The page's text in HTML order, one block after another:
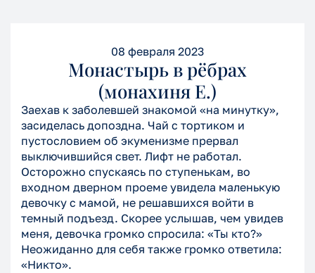
08 февраля 2023
Монастырь в рёбрах
(монахиня Е.)
Заехав к заболевшей знакомой «на минутку»,
засиделась допоздна. Чай с тортиком и
пустословием об экуменизме прервал
выключившийся свет. Лифт не работал.
Осторожно спускаясь по ступенькам, во
входном дверном проеме увидела маленькую
девочку с мамой, не решавшихся войти в
темный подъезд. Скорее услышав, чем увидев
меня, девочка громко спросила: «Ты кто?»
Неожиданно для себя также громко ответила:
«Никто».